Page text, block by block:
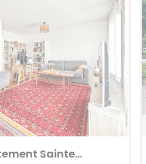
Achat Appartement Sainte-Thérèse